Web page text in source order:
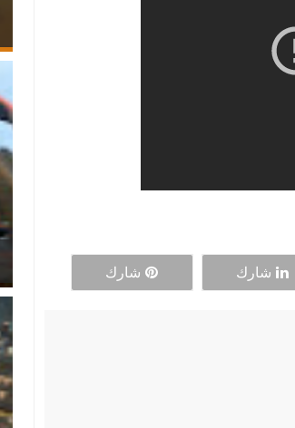
شارك شارك